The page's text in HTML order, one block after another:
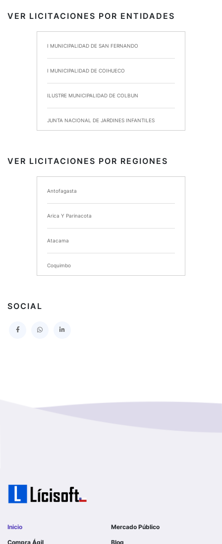
VER LICITACIONES POR ENTIDADES
I MUNICIPALIDAD DE SAN FERNANDO
I MUNICIPALIDAD DE COIHUECO
ILUSTRE MUNICIPALIDAD DE COLBUN
JUNTA NACIONAL DE JARDINES INFANTILES
I MUNICIPALIDAD DE CHIMBARONGO
INSTITUTO NACIONAL DE DEPORTES DE CHILE
SERVICIO DE SALUD DEL MAULE HOSPITAL DE
TALCA
I MUNICIPALIDAD DE PROVIDENCIA
SERVICIO DE SALUD TALCAHUANO HOSPITAL DE
GOBERNACION PROVINCIAL DE TALCA
I MUNICIPALIDAD DE GORBEA
I MUNICIPALIDAD DE NINHUE
VER LICITACIONES POR REGIONES
Antofagasta
Arica Y Parinacota
Atacama
Coquimbo
Region Del Biobio
SOCIAL
Inicio Mercado Público
Compra Ágil Blog